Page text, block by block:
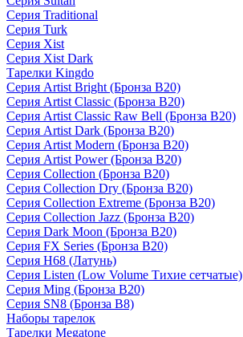
Серия Traditional
Серия Turk
Серия Xist
Серия Xist Dark
Тарелки Kingdo
Серия Artist Bright (Бронза B20)
Серия Artist Classic (Бронза B20)
Серия Artist Classic Raw Bell (Бронза B20)
Серия Artist Dark (Бронза B20)
Серия Artist Modern (Бронза B20)
Серия Artist Power (Бронза B20)
Серия Collection (Бронза B20)
Серия Collection Dry (Бронза B20)
Серия Collection Extreme (Бронза B20)
Серия Collection Jazz (Бронза B20)
Серия Dark Moon (Бронза B20)
Серия FX Series (Бронза B20)
Серия H68 (Латунь)
Серия Listen (Low Volume Тихие сетчатые)
Серия Ming (Бронза B20)
Серия SN8 (Бронза B8)
Наборы тарелок
Тарелки Megatone